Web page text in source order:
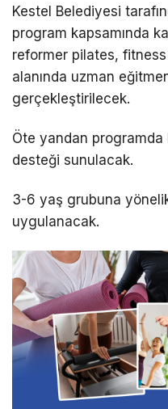
Kestel Belediyesi
program kapsamında
reformer pilates,
alanında uzman
gerçekleştirilecek.
Öte yandan programda
desteği sunulacak.
3-6 yaş grubuna
uygulanacak.